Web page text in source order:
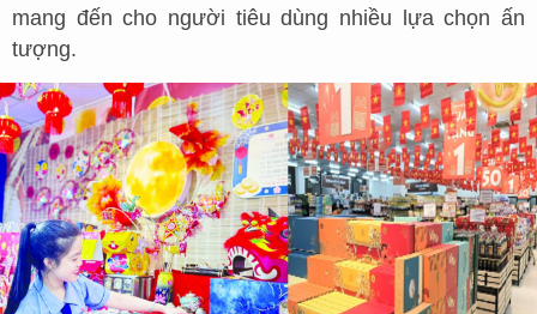
mang đến cho người tiêu dùng nhiều lựa chọn ấn
tượng.